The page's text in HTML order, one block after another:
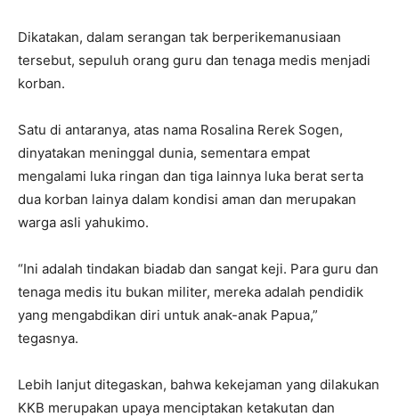
Dikatakan, dalam serangan tak berperikemanusiaan
tersebut, sepuluh orang guru dan tenaga medis menjadi
korban.
Satu di antaranya, atas nama Rosalina Rerek Sogen,
dinyatakan meninggal dunia, sementara empat
mengalami luka ringan dan tiga lainnya luka berat serta
dua korban lainya dalam kondisi aman dan merupakan
warga asli yahukimo.
“Ini adalah tindakan biadab dan sangat keji. Para guru dan
tenaga medis itu bukan militer, mereka adalah pendidik
yang mengabdikan diri untuk anak-anak Papua,”
tegasnya.
Lebih lanjut ditegaskan, bahwa kekejaman yang dilakukan
KKB merupakan upaya menciptakan ketakutan dan